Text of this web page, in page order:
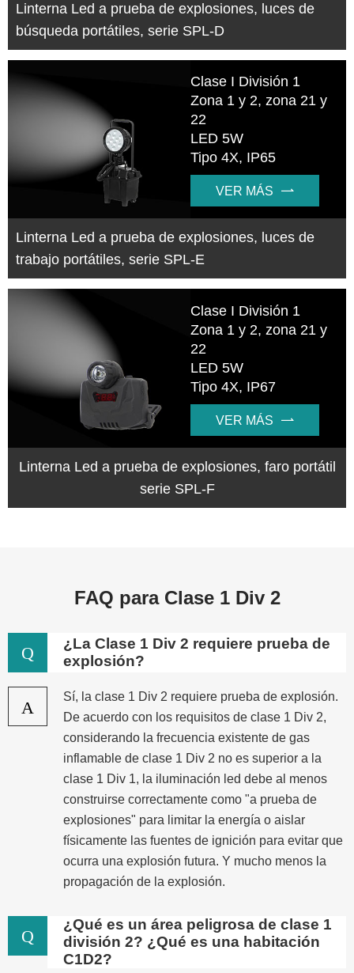
Linterna Led a prueba de explosiones, luces de
búsqueda portátiles, serie SPL-D
Clase I División 1
Zona 1 y 2, zona 21 y
22
LED 5W
Tipo 4X, IP65
VER MÁS 
Linterna Led a prueba de explosiones, luces de
trabajo portátiles, serie SPL-E
Clase I División 1
Zona 1 y 2, zona 21 y
22
LED 5W
Tipo 4X, IP67
VER MÁS 
Linterna Led a prueba de explosiones, faro portátil
serie SPL-F
FAQ para Clase 1 Div 2
Q
¿La Clase 1 Div 2 requiere prueba de
explosión?
A
Sí, la clase 1 Div 2 requiere prueba de explosión.
De acuerdo con los requisitos de clase 1 Div 2,
considerando la frecuencia existente de gas
inflamable de clase 1 Div 2 no es superior a la
clase 1 Div 1, la iluminación led debe al menos
construirse correctamente como "a prueba de
explosiones" para limitar la energía o aislar
físicamente las fuentes de ignición para evitar que
ocurra una explosión futura. Y mucho menos la
propagación de la explosión.
Q
¿Qué es un área peligrosa de clase 1
división 2? ¿Qué es una habitación
C1D2?